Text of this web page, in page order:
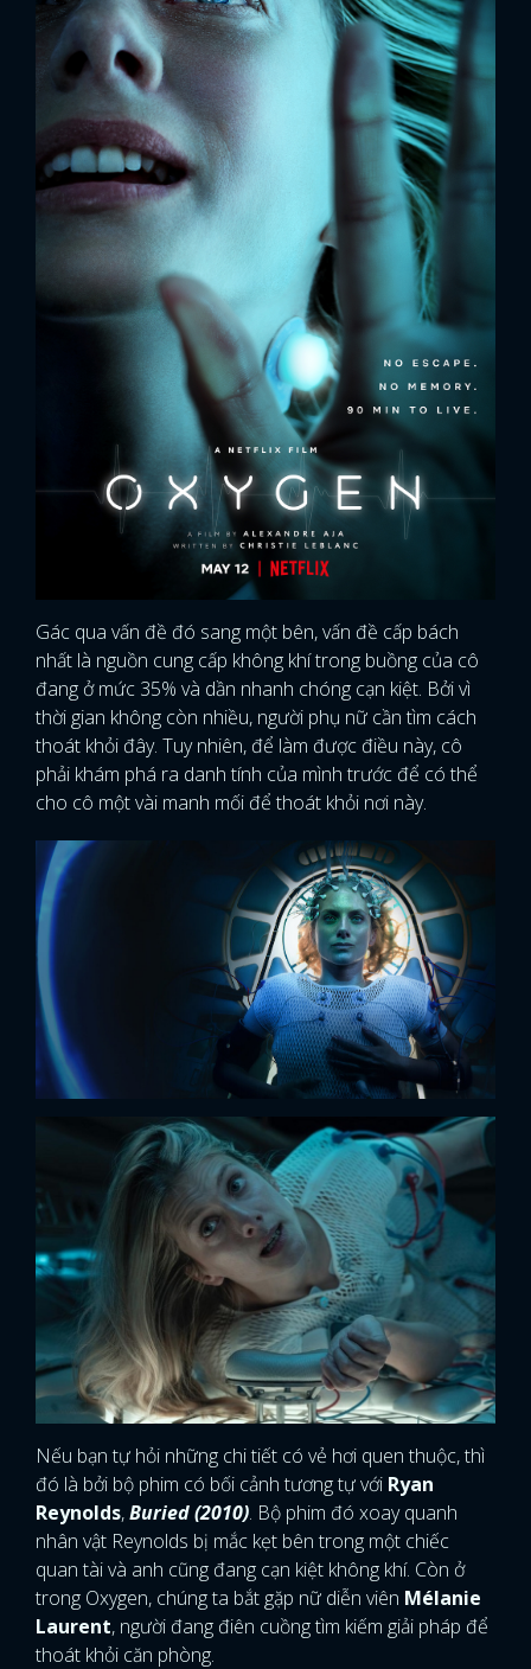
Gác qua vấn đề đó sang một bên, vấn đề cấp bách
nhất là nguồn cung cấp không khí trong buồng của cô
đang ở mức 35% và dần nhanh chóng cạn kiệt. Bởi vì
thời gian không còn nhiều, người phụ nữ cần tìm cách
thoát khỏi đây. Tuy nhiên, để làm được điều này, cô
phải khám phá ra danh tính của mình trước để có thể
cho cô một vài manh mối để thoát khỏi nơi này.
Nếu bạn tự hỏi những chi tiết có vẻ hơi quen thuộc, thì
đó là bởi bộ phim có bối cảnh tương tự với Ryan
Reynolds,Buried (2010). Bộ phim đó xoay quanh
nhân vật Reynolds bị mắc kẹt bên trong một chiếc
quan tài và anh cũng đang cạn kiệt không khí. Còn ở
trong Oxygen, chúng ta bắt gặp nữ diễn viên Mélanie
Laurent, người đang điên cuồng tìm kiếm giải pháp để
thoát khỏi căn phòng.